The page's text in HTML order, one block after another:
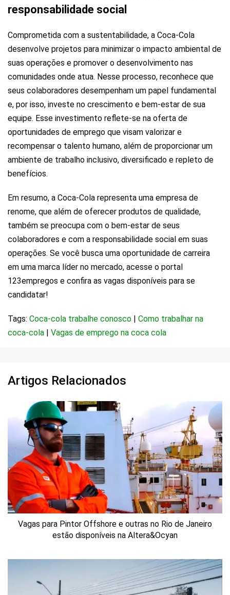
responsabilidade social
Comprometida com a sustentabilidade, a Coca-Cola
desenvolve projetos para minimizar o impacto ambiental de
suas operações e promover o desenvolvimento nas
comunidades onde atua. Nesse processo, reconhece que
seus colaboradores desempenham um papel fundamental
e, por isso, investe no crescimento e bem-estar de sua
equipe. Esse investimento reflete-se na oferta de
oportunidades de emprego que visam valorizar e
recompensar o talento humano, além de proporcionar um
ambiente de trabalho inclusivo, diversificado e repleto de
benefícios.
Em resumo, a Coca-Cola representa uma empresa de
renome, que além de oferecer produtos de qualidade,
também se preocupa com o bem-estar de seus
colaboradores e com a responsabilidade social em suas
operações. Se você busca uma oportunidade de carreira
em uma marca líder no mercado, acesse o portal
123empregos e confira as vagas disponíveis para se
candidatar!
Tags: Coca-cola trabalhe conosco
Como trabalhar na
coca-cola
Vagas de emprego na coca cola
Artigos Relacionados
Vagas para Pintor Offshore e outras no Rio de Janeiro
estão disponíveis na Altera&Ocyan